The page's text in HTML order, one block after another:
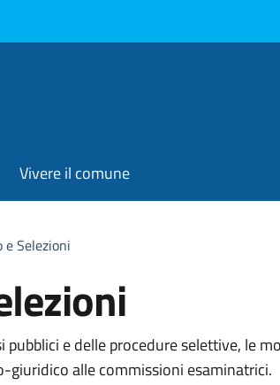
Vivere il comune
Selezioni
e delle procedure selettive, le
alle commissioni esaminatrici.